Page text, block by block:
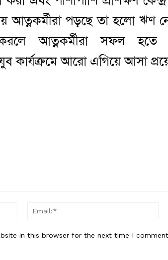
আত্নকর্মীরা পড়ছে তা হলো ঋণ
আত্নকর্মীরা সফল হতে
যুব কার্যক্রমে আরো এগিয়ে আসা
Name:*
in this browser for the next time I